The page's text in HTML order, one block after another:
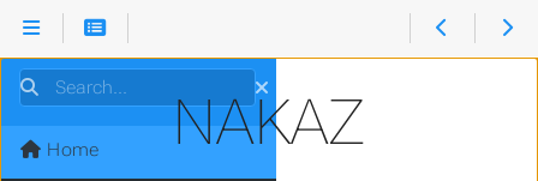
NAKAZ
Search
Home